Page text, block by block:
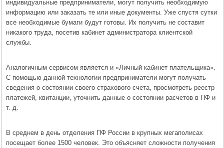
индивидуальные предприниматели, могут получить необходимую
информацию или заказать те или иные документы. Уже спустя сутки
все необходимые бумаги будут готовы. Их получить не составит
никакого труда, посетив кабинет администратора клиентской
службы.
Аналогичным сервисом является и «Личный кабинет плательщика».
С помощью данной технологии предприниматели могут получать
сведения о состоянии своего страхового счета, просмотреть реестр
платежей, квитанции, уточнить данные о состоянии расчетов в ПФ и
т. д.
В среднем в день отделения ПФ России в крупных мегаполисах
посещает более 1500 человек. Это объясняет сложности получения